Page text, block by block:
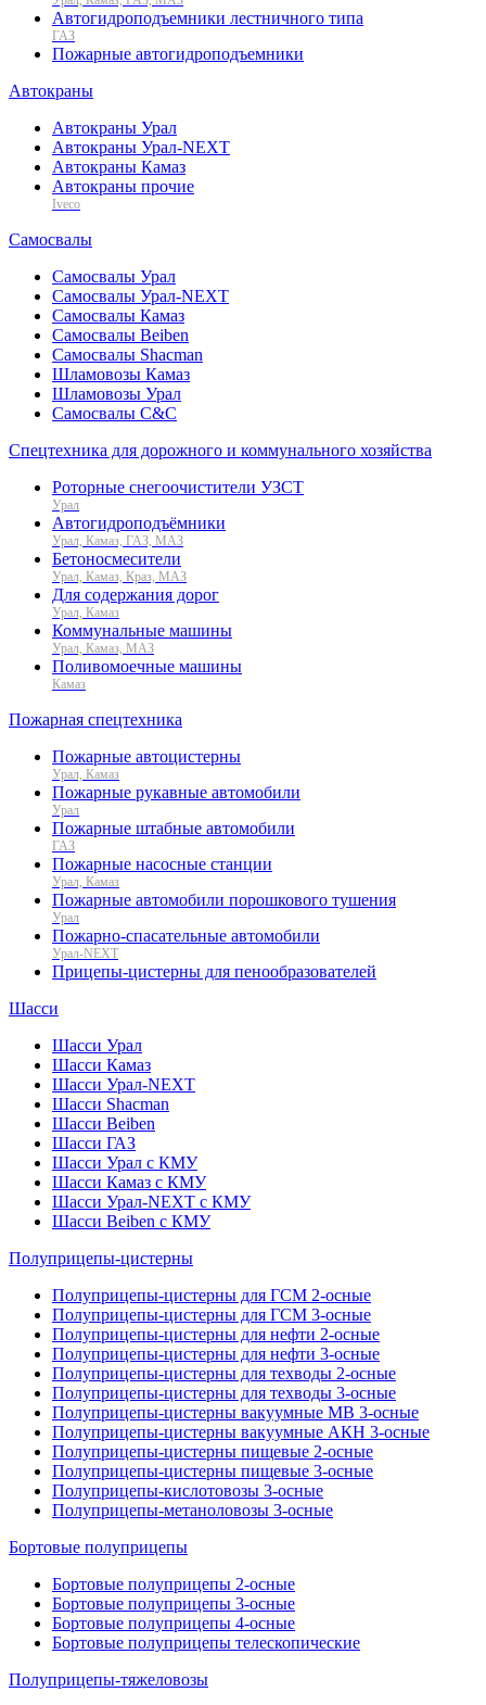
Автогидроподъемники лестничного типа
ГАЗ
Пожарные автогидроподъемники
Автокраны
Автокраны Урал
Автокраны Урал-NEXT
Автокраны Камаз
Автокраны прочие
Iveco
Самосвалы
Самосвалы Урал
Самосвалы Урал-NEXT
Самосвалы Камаз
Самосвалы Beiben
Самосвалы Shacman
Шламовозы Камаз
Шламовозы Урал
Самосвалы C&C
Спецтехника для дорожного и коммунального хозяйства
Роторные снегоочистители УЗСТ
Урал
Автогидроподъёмники
Урал, Камаз, ГАЗ, МАЗ
Бетоносмесители
Урал, Камаз, Краз, МАЗ
Для содержания дорог
Урал, Камаз
Коммунальные машины
Урал, Камаз, МАЗ
Поливомоечные машины
Камаз
Пожарная спецтехника
Пожарные автоцистерны
Урал, Камаз
Пожарные рукавные автомобили
Урал
Пожарные штабные автомобили
ГАЗ
Пожарные насосные станции
Урал, Камаз
Пожарные автомобили порошкового тушения
Урал
Пожарно-спасательные автомобили
Урал-NEXT
Прицепы-цистерны для пенообразователей
Шасси
Шасси Урал
Шасси Камаз
Шасси Урал-NEXT
Шасси Shacman
Шасси Beiben
Шасси ГАЗ
Шасси Урал с КМУ
Шасси Камаз с КМУ
Шасси Урал-NEXT с КМУ
Шасси Beiben с КМУ
Полуприцепы-цистерны
Полуприцепы-цистерны для ГСМ 2-осные
Полуприцепы-цистерны для ГСМ 3-осные
Полуприцепы-цистерны для нефти 2-осные
Полуприцепы-цистерны для нефти 3-осные
Полуприцепы-цистерны для техводы 2-осные
Полуприцепы-цистерны для техводы 3-осные
Полуприцепы-цистерны вакуумные МВ 3-осные
Полуприцепы-цистерны вакуумные АКН 3-осные
Полуприцепы-цистерны пищевые 2-осные
Полуприцепы-цистерны пищевые 3-осные
Полуприцепы-кислотовозы 3-осные
Полуприцепы-метаноловозы 3-осные
Бортовые полуприцепы
Бортовые полуприцепы 2-осные
Бортовые полуприцепы 3-осные
Бортовые полуприцепы 4-осные
Бортовые полуприцепы телескопические
Полуприцепы-тяжеловозы